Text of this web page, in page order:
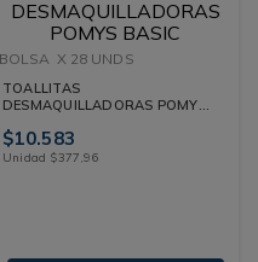
BOLSA X 28 UNDS
TOALLITAS
DESMAQUILLADORAS POMYS
$10.583
Unidad $377 ,96